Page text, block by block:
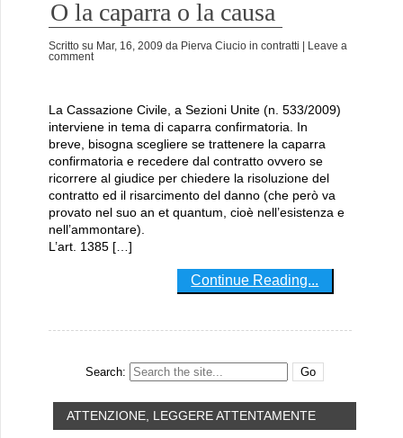
O la caparra o la causa
Scritto su Mar, 16, 2009 da Pierva Ciucio in contratti
| Leave a
comment
La Cassazione Civile, a Sezioni Unite (n. 533/2009)
interviene in tema di caparra confirmatoria. In
breve, bisogna scegliere se trattenere la caparra
confirmatoria e recedere dal contratto ovvero se
ricorrere al giudice per chiedere la risoluzione del
contratto ed il risarcimento del danno (che però va
provato nel suo an et quantum, cioè nell’esistenza e
nell’ammontare).
L’art. 1385 […]
Continue Reading...
Search:
ATTENZIONE, LEGGERE ATTENTAMENTE